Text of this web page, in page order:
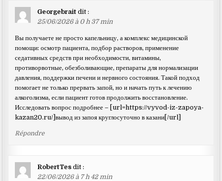
Georgebrait dit :
25/06/2026 à 0 h 37 min
Вы получаете не просто капельницу, а комплекс медицинской
помощи: осмотр пациента, подбор растворов, применение
седативных средств при необходимости, витамины,
противорвотные, обезболивающие, препараты для нормализации
давления, поддержки печени и нервного состояния. Такой подход
помогает не только прервать запой, но и начать путь к лечению
алкоголизма, если пациент готов продолжить восстановление.
Исследовать вопрос подробнее – [url=https://vyvod-iz-zapoya-
kazan20.ru/]вывод из запоя круглосуточно в казани[/url]
Répondre
RobertTes dit :
22/06/2026 à 7 h 42 min